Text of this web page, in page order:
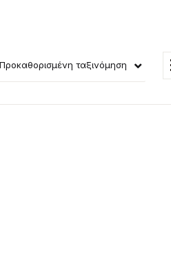
Προκαθορισμένη ταξινόμηση